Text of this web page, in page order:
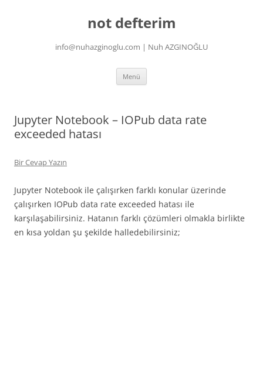
not defterim
info@nuhazginoglu.com | Nuh AZGINOĞLU
Menü
Jupyter Notebook – IOPub data rate
exceeded hatası
Bir Cevap Yazın
Jupyter Notebook ile çalışırken farklı konular üzerinde
çalışırken IOPub data rate exceeded hatası ile
karşılaşabilirsiniz. Hatanın farklı çözümleri olmakla birlikte
en kısa yoldan şu şekilde halledebilirsiniz;